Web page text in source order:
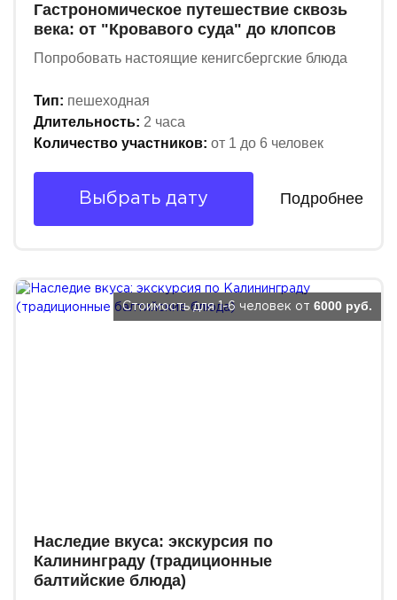
Гастрономическое путешествие сквозь
века: от "Кровавого суда" до клопсов
Попробовать настоящие кенигсбергские блюда
Тип: пешеходная
Длительность: 2 часа
Количество участников: от 1 до 6 человек
Выбрать дату Подробнее
Наследие вкуса: экскурсия по
Калининграду (традиционные
балтийские блюда)
Стоимость для 1-6 человек от 6000 руб.